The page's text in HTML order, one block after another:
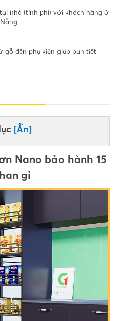
nhà (tính phí) với khách hàng ở
gỗ đến phụ kiện giúp bạn tiết
[Ẩn]
Nano bảo hành 15
gỉ